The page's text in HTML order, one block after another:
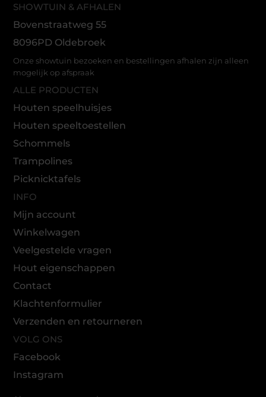
SHOWTUIN & AFHALEN
Bovenstraatweg 55
8096PD Oldebroek
Onze showtuin bezoeken en bestellingen afhalen zijn alleen
mogelijk op afspraak
ALLE PRODUCTEN
Houten speelhuisjes
Houten speeltoestellen
Schommels
Trampolines
Picknicktafels
INFO
Mijn account
Winkelwagen
Veelgestelde vragen
Hout eigenschappen
Contact
Klachtenformulier
Verzenden en retourneren
VOLG ONS
Facebook
Instagram